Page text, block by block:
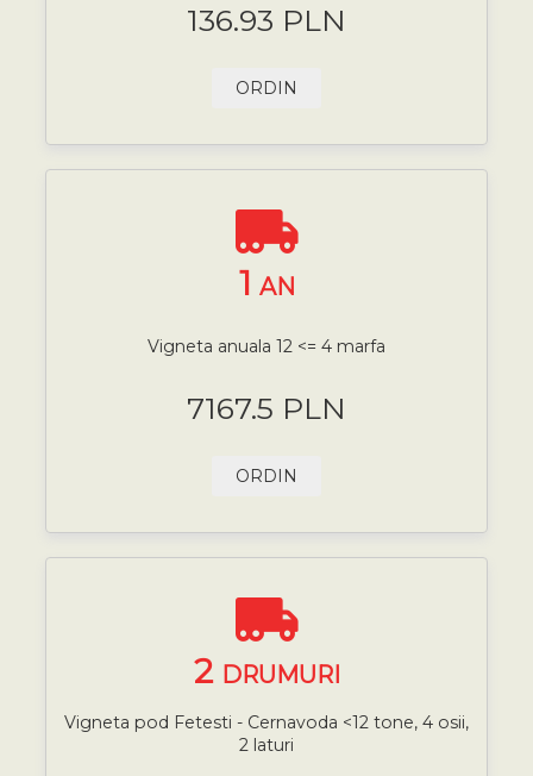
136.93 PLN
ORDIN
1 AN
Vigneta anuala 12 <= 4 marfa
7167.5 PLN
ORDIN
2 DRUMURI
Vigneta pod Fetesti - Cernavoda <12 tone, 4 osii,
2 laturi